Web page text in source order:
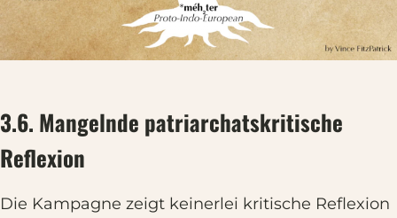
3.6. Mangelnde patriarchatskritische
Reflexion
Die Kampagne zeigt keinerlei kritische Reflexion